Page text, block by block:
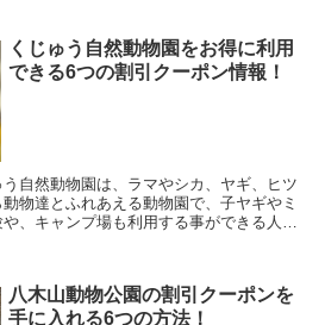
くじゅう自然動物園をお得に利用
できる6つの割引クーポン情報！
自然動物園は、ラマやシカ、ヤギ、ヒツ
物達とふれあえる動物園で、子ヤギやミ
、キャンプ場も利用する事ができる人気
八木山動物公園の割引クーポンを
手に入れる6つの方法！